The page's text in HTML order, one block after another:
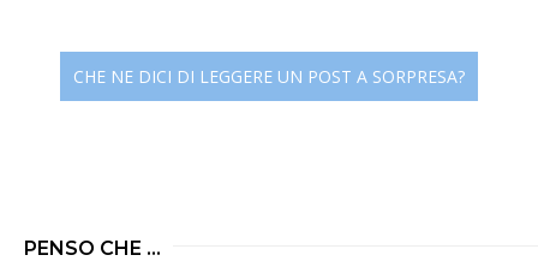
CHE NE DICI DI LEGGERE UN POST A SORPRESA?
PENSO CHE ...